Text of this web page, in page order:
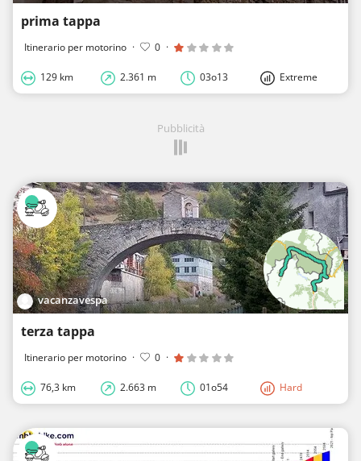
prima tappa
Itinerario per motorino · 0 ·
129 km 2.361 m 03o13 Extreme
Pubblicità
vacanzavespa
terza tappa
Itinerario per motorino · 0 ·
76,3 km 2.663 m 01o54 Hard